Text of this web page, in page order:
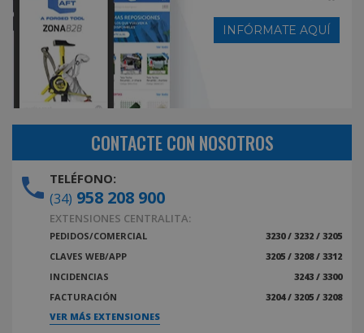
INFÓRMATE AQUÍ
CONTACTE CON NOSOTROS
TELÉFONO:
(34) 958 208 900
EXTENSIONES CENTRALITA:
PEDIDOS/COMERCIAL
3230 / 3232 / 3205
CLAVES WEB/APP
3205 / 3208 / 3312
INCIDENCIAS
3243 / 3300
FACTURACIÓN
3204 / 3205 / 3208
VER MÁS EXTENSIONES